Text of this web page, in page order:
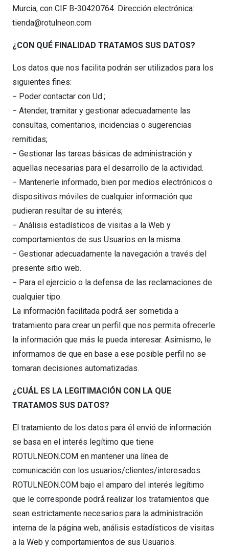
Murcia, con CIF B-30420764. Dirección electrónica:
tienda@rotulneon.com
¿CON QUÉ FINALIDAD TRATAMOS SUS DATOS?
Los datos que nos facilita podrán ser utilizados para los
siguientes fines:
− Poder contactar con Ud.;
− Atender, tramitar y gestionar adecuadamente las
consultas, comentarios, incidencias o sugerencias
remitidas;
− Gestionar las tareas básicas de administración y
aquellas necesarias para el desarrollo de la actividad.
− Mantenerle informado, bien por medios electrónicos o
dispositivos móviles de cualquier información que
pudieran resultar de su interés;
− Análisis estadísticos de visitas a la Web y
comportamientos de sus Usuarios en la misma.
− Gestionar adecuadamente la navegación a través del
presente sitio web.
− Para el ejercicio o la defensa de las reclamaciones de
cualquier tipo.
La información facilitada podrá́ ser sometida a
tratamiento para crear un perfil que nos permita ofrecerle
la información que más le pueda interesar. Asimismo, le
informamos de que en base a ese posible perfil no se
tomaran decisiones automatizadas.
¿CUÁL ES LA LEGITIMACIÓN CON LA QUE
TRATAMOS SUS DATOS?
El tratamiento de los datos para él envió de información
se basa en el interés legítimo que tiene
ROTULNEON.COM en mantener una línea de
comunicación con los usuarios/clientes/interesados.
ROTULNEON.COM bajo el amparo del interés legítimo
que le corresponde podrá́ realizar los tratamientos que
sean estrictamente necesarios para la administración
interna de la página web, análisis estadísticos de visitas
a la Web y comportamientos de sus Usuarios.